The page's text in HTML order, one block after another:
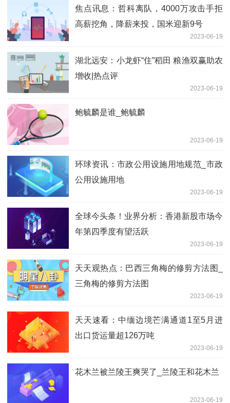
焦点讯息：哲科离队，4000万攻击手拒
高薪挖角，降薪来投，国米迎新9号
2023-06-19
湖北远安：小龙虾“住”稻田 粮渔双赢助农
增收|热点评
2023-06-19
鲍毓麟是谁_鲍毓麟
2023-06-19
环球资讯：市政公用设施用地规范_市政
公用设施用地
2023-06-19
全球今头条！业界分析：香港新股市场今
年第四季度有望活跃
2023-06-19
天天观热点：巴西三角梅的修剪方法图_
三角梅的修剪方法图
2023-06-19
天天速看：中缅边境芒满通道1至5月进
出口货运量超126万吨
2023-06-19
花木兰被兰陵王爽哭了_兰陵王和花木兰
2023-06-19